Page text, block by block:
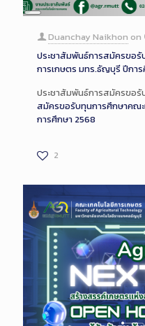
Long
Description
Duanchay Naikhon on
ประชาสัมพันธ์การสมัครขอรั
การเกษตร มทร.ธัญบุรี ปีกา
ประชาสัมพันธ์การสมัครขอรั
สมัครขอรับทุนการศึกษาคณ
การศึกษา 2568
2